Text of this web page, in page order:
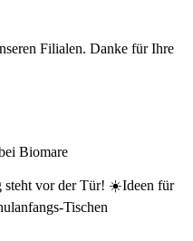
Filialen. Danke für Ihre
steht vor der Tür! ☀️Ideen für
Tischen